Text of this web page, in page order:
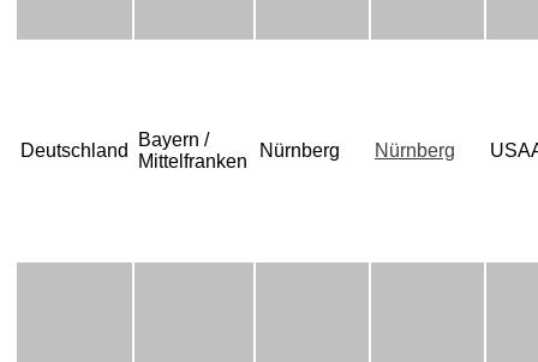
Deutschland
Bayern /
Mittelfranken
Nürnberg Nürnberg